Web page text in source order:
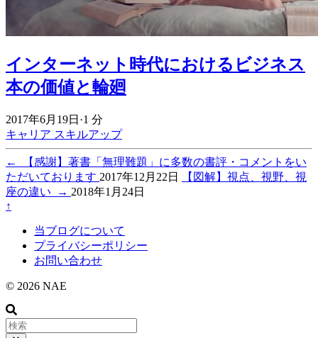
インターネット時代におけるビジネス
本の価値と輪廻
2017年6月19日 ·1 分
キャリア スキルアップ
←
【感謝】著書「無理難題」に多数の書評・コメントをい
ただいております 2017年12月22日
【図解】視点、視野、視
座の違い
→ 2018年1月24日
↑
当ブログについて
プライバシーポリシー
お問い合わせ
© 2026 NAE